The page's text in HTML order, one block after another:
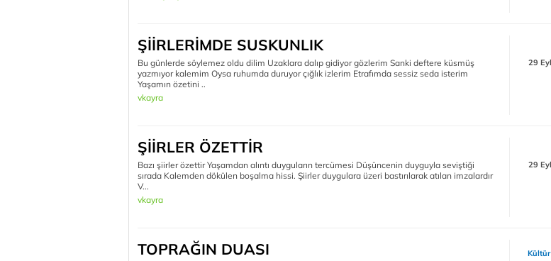
ŞİİRLERİMDE SUSKUNLIK
Bu günlerde söylemez oldu dilim Uzaklara dalıp gidiyor gözlerim Sanki deftere küsmüş
yazmıyor kalemim Oysa ruhumda duruyor çığlık izlerim Etrafımda sessiz seda isterim
Yaşamın özetini ..
vkayra
29
ŞİİRLER ÖZETTİR
Bazı şiirler özettir Yaşamdan alıntı duyguların tercümesi Düşüncenin duyguyla seviştiği
sırada Kalemden dökülen boşalma hissi. Şiirler duygulara üzeri bastırılarak atılan imzalardır
V...
vkayra
29
TOPRAĞIN DUASI